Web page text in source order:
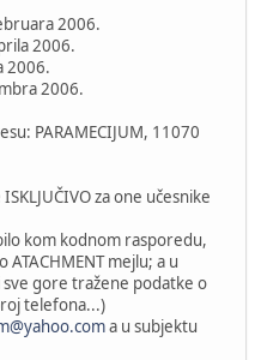
2006.
2006.
2006.
2006.
PARAMECIJUM, 11070
za one učesnike
kom kodnom rasporedu,
ATACHMENT mejlu; a u
gore tražene podatke o
telefona...)
a u subjektu